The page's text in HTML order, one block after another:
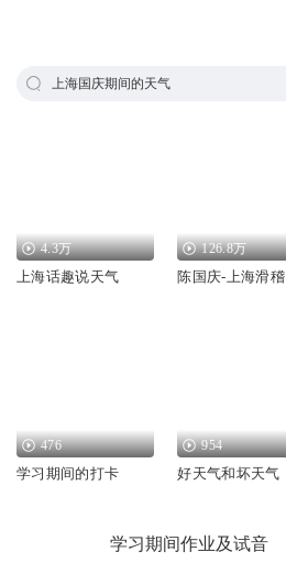
上海国庆期间的天气
4.3万
上海话趣说天气
126.8万
陈国庆-上海滑稽
476
学习期间的打卡
954
好天气和坏天气
学习期间作业及试音